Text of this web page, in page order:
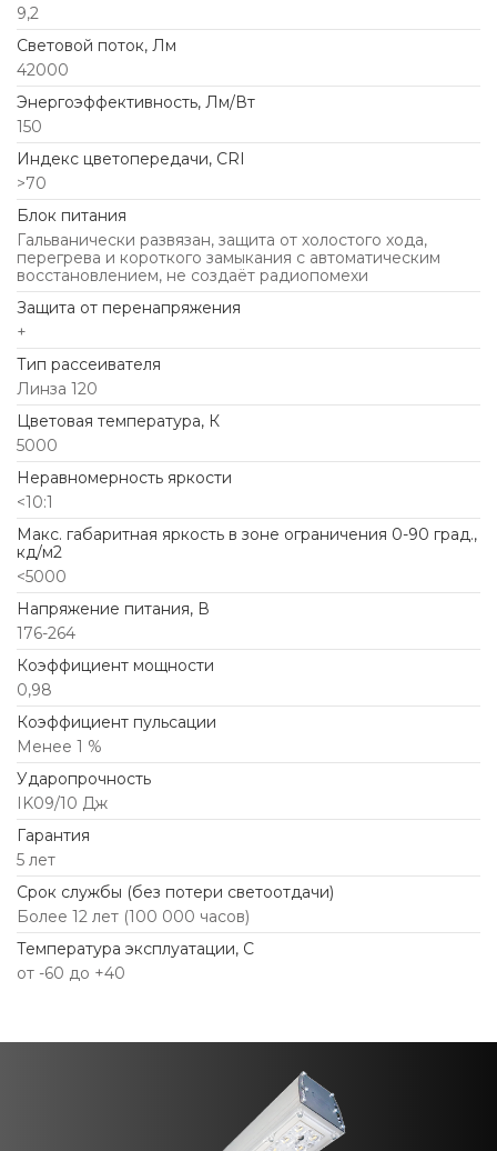
9,2
Световой поток, Лм
42000
Энергоэффективность, Лм/Вт
150
Индекс цветопередачи, CRI
>70
Блок питания
Гальванически развязан, защита от холостого хода,
перегрева и короткого замыкания с автоматическим
восстановлением, не создаёт радиопомехи
Защита от перенапряжения
+
Тип рассеивателя
Линза 120
Цветовая температура, К
5000
Неравномерность яркости
<10:1
Макс. габаритная яркость в зоне ограничения 0-90 град.,
кд/м2
<5000
Напряжение питания, В
176-264
Коэффициент мощности
0,98
Коэффициент пульсации
Менее 1 %
Ударопрочность
IK09/10 Дж
Гарантия
5 лет
Срок службы (без потери светоотдачи)
Более 12 лет (100 000 часов)
Температура эксплуатации, С
от -60 до +40